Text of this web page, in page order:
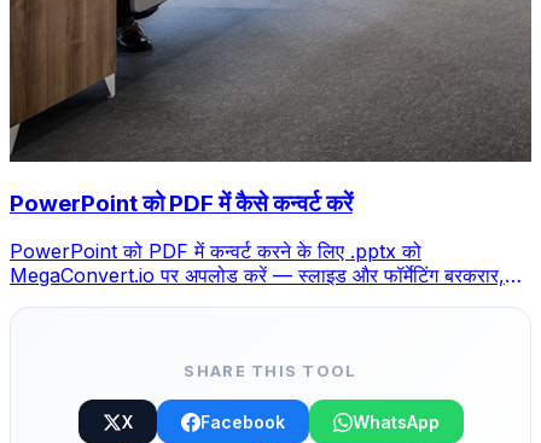
PowerPoint को PDF में कैसे कन्वर्ट करें
PowerPoint को PDF में कन्वर्ट करने के लिए .pptx को
MegaConvert.io पर अपलोड करें — स्लाइड और फॉर्मेटिंग बरकरार,
SHARE THIS TOOL
X Facebook WhatsApp